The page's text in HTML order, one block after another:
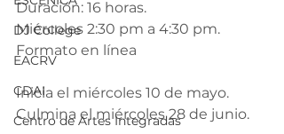
DJ College
EACRV
CDAI
Centro de Artes Integradas
Duración: 16 horas.
Miércoles 2:30 pm a 4:30 pm.
Formato en línea
Inicia el miércoles 10 de mayo.
Culmina el miércoles 28 de junio.